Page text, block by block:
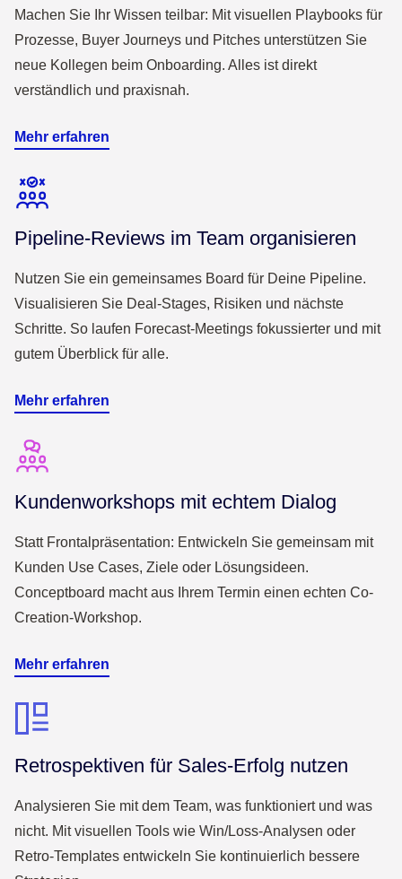
Machen Sie Ihr Wissen teilbar: Mit visuellen Playbooks für
Prozesse, Buyer Journeys und Pitches unterstützen Sie
neue Kollegen beim Onboarding. Alles ist direkt
verständlich und praxisnah.
Mehr erfahren
Pipeline-Reviews im Team organisieren
Nutzen Sie ein gemeinsames Board für Deine Pipeline.
Visualisieren Sie Deal-Stages, Risiken und nächste
Schritte. So laufen Forecast-Meetings fokussierter und mit
gutem Überblick für alle.
Mehr erfahren
Kundenworkshops mit echtem Dialog
Statt Frontalpräsentation: Entwickeln Sie gemeinsam mit
Kunden Use Cases, Ziele oder Lösungsideen.
Conceptboard macht aus Ihrem Termin einen echten Co-
Creation-Workshop.
Mehr erfahren
Retrospektiven für Sales-Erfolg nutzen
Analysieren Sie mit dem Team, was funktioniert und was
nicht. Mit visuellen Tools wie Win/Loss-Analysen oder
Retro-Templates entwickeln Sie kontinuierlich bessere